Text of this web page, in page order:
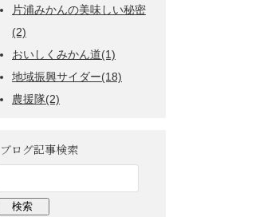
片浦みかんの美味しい秘密
(2)
おいしくみかん道(1)
地域振興サイダー(18)
農援隊(2)
ブログ記事検索